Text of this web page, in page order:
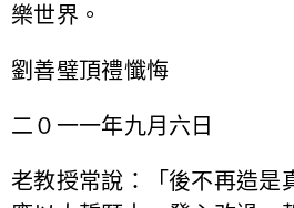
樂世界。
劉善璧頂禮懺悔
二０一一年九月六日
老教授常說：「後不再造是